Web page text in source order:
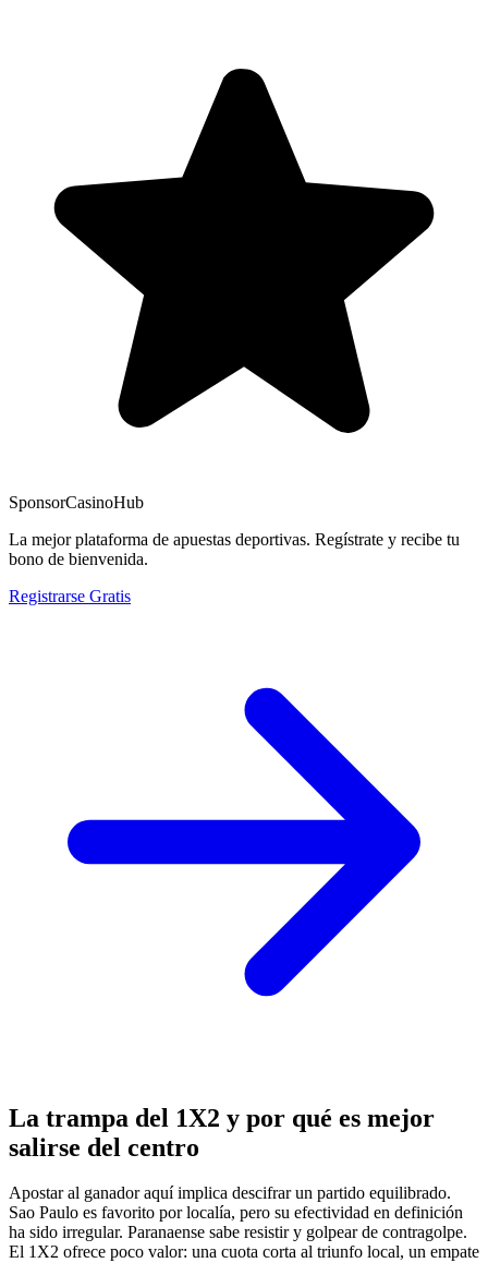
SponsorCasinoHub
La mejor plataforma de apuestas deportivas. Regístrate y recibe tu
bono de bienvenida.
Registrarse Gratis
La trampa del 1X2 y por qué es mejor
salirse del centro
Apostar al ganador aquí implica descifrar un partido equilibrado.
Sao Paulo es favorito por localía, pero su efectividad en definición
ha sido irregular. Paranaense sabe resistir y golpear de contragolpe.
El 1X2 ofrece poco valor: una cuota corta al triunfo local, un empate